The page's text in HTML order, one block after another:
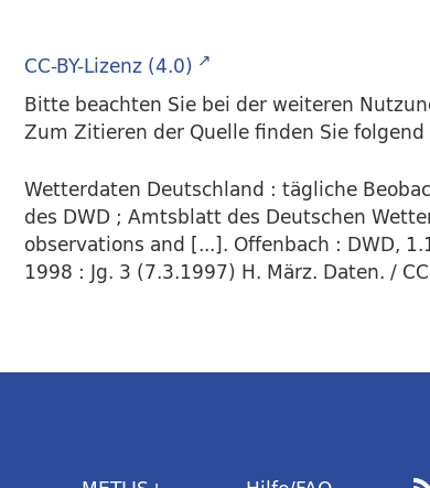
CC-BY-Lizenz (4.0)
Bitte beachten Sie bei der weiteren
Zum Zitieren der Quelle finden Sie
Wetterdaten Deutschland : tägliche
des DWD ; Amtsblatt des Deutschen
observations and [...]. Offenbach : DWD,
1998 : Jg. 3 (7.3.1997) H. März. Daten. /